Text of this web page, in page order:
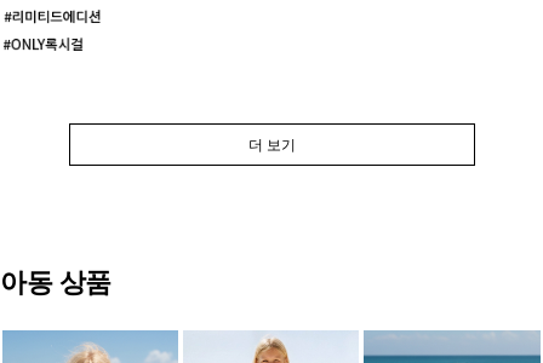
더 보기
아동 상품